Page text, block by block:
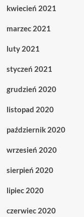
kwiecień 2021
marzec 2021
luty 2021
styczeń 2021
grudzień 2020
listopad 2020
październik 2020
wrzesień 2020
sierpień 2020
lipiec 2020
czerwiec 2020